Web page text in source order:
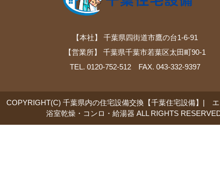
【本社】 千葉県四街道市鷹の台1-6-91
【営業所】 千葉県千葉市若葉区太田町90-1
TEL. 0120-752-512 FAX. 043-332-9397
COPYRIGHT(C) 千葉県内の住宅設備交換【千葉住宅設備】|
浴室乾燥・コンロ・給湯器 ALL RIGHTS